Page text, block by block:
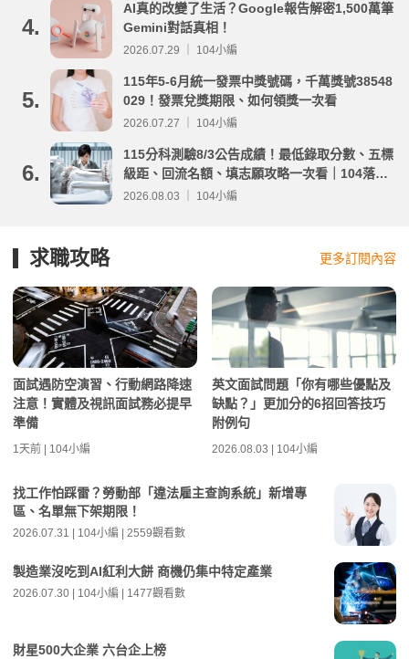
4.
AI真的改變了生活？Google報告解密1,500萬筆
Gemini對話真相！
2026.07.29 ｜ 104小編
5.
115年5-6月統一發票中獎號碼，千萬獎號38548
029！發票兌獎期限、如何領獎一次看
2026.07.27 ｜ 104小編
6.
115分科測驗8/3公告成績！最低錄取分數、五標
級距、回流名額、填志願攻略一次看｜104落點
分析
2026.08.03 ｜ 104小編
求職攻略 更多訂閱內容
面試遇防空演習、行動網路降速
注意！實體及視訊面試務必提早
準備
1天前 | 104小編
英文面試問題「你有哪些優點及
缺點？」更加分的6招回答技巧
附例句
2026.08.03 | 104小編
找工作怕踩雷？勞動部「違法雇主查詢系統」新增專
區、名單無下架期限！
2026.07.31 | 104小編 | 2559觀看數
製造業沒吃到AI紅利大餅 商機仍集中特定產業
2026.07.30 | 104小編 | 1477觀看數
財星500大企業 六台企上榜